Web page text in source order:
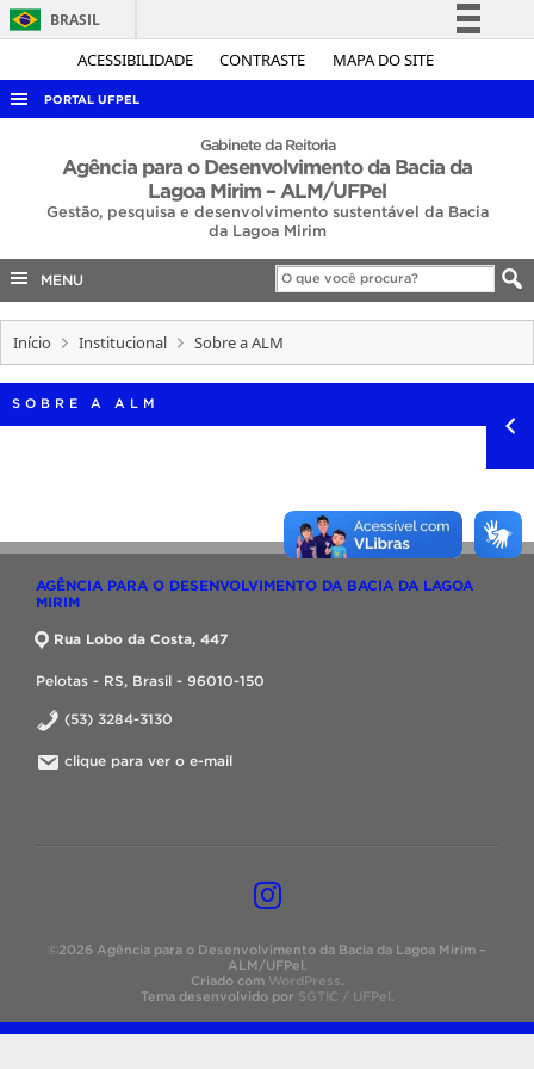
ACESSIBILIDADE CONTRASTE MAPA DO SITE
BRASIL
Simplifique!
Acesso à informação
Legislação
PORTAL UFPEL
AUDITORIA
COBALTO
CONCURSOS
EDITAIS
INTERNACIONAL
OUVIDORIA
PORTARIAS
Gabinete da Reitoria
Agência para o Desenvolvimento da Bacia da
Lagoa Mirim – ALM/UFPel
Gestão, pesquisa e desenvolvimento sustentável da Bacia
da Lagoa Mirim
MENU
Início Institucional Sobre a ALM
SOBRE A ALM
AGÊNCIA PARA O DESENVOLVIMENTO DA BACIA DA LAGOA
MIRIM
Rua Lobo da Costa, 447
Pelotas - RS, Brasil - 96010-150
(53) 3284-3130
clique para ver o e-mail
©2026 Agência para o Desenvolvimento da Bacia da Lagoa Mirim –
ALM/UFPel.
Criado com WordPress.
Tema desenvolvido por SGTIC / UFPel.